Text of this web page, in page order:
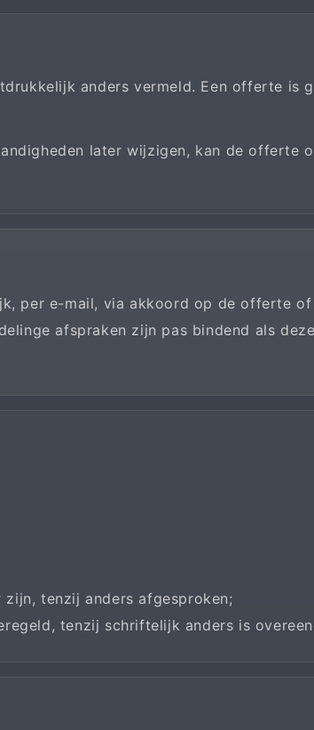
anders vermeld. Een offerte is
later wijzigen, kan de offerte
per e-mail, via akkoord op de offerte of
afspraken zijn pas bindend als
tenzij anders afgesproken;
tenzij schriftelijk anders is